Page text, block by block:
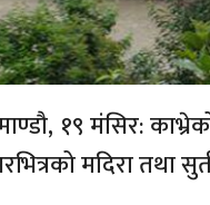
१९ मंसिर:
मदिरा तथा